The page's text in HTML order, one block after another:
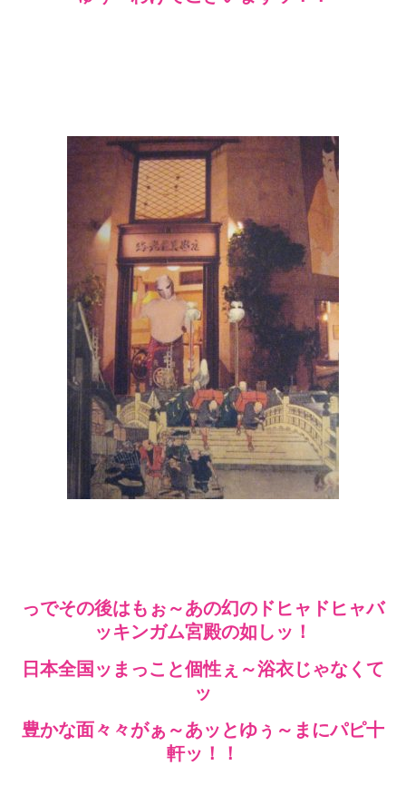
っでその後はもぉ～あの幻のドヒャドヒャバ
ッキンガム宮殿の如しッ！
日本全国ッまっこと個性ぇ～浴衣じゃなくて
ッ
豊かな面々々がぁ～あッとゆぅ～まにパピ十
軒ッ！！